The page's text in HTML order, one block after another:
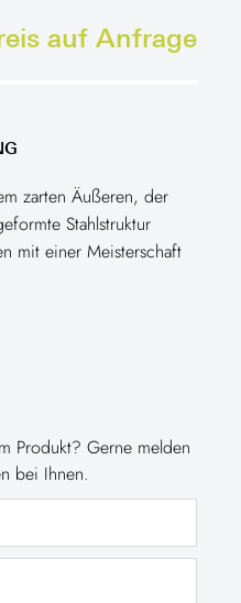
auf Anfrage
zarten Äußeren, der
Stahlstruktur
mit einer Meisterschaft
Produkt? Gerne melden
bei Ihnen.